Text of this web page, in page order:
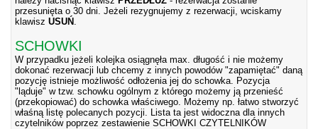
przesunięta o 30 dni. Jeżeli rezygnujemy z rezerwacji, wciskamy
klawiszUSUŃ
SCHOWKI
W przypadku jeżeli kolejka osiągnęła max. długość i nie możemy
dokonać rezerwacji lub chcemy z innych powodów "zapamiętać" daną
pozycję istnieje możliwość odłożenia jej do schowka. Pozycja
"ląduje" w tzw. schowku ogólnym z którego możemy ją przenieść
(przekopiować) do schowka właściwego. Możemy np. łatwo stworzyć
właśną listę polecanych pozycji. Lista ta jest widoczna dla innych
czytelników poprzez zestawienie SCHOWKI CZYTELNIKÓW